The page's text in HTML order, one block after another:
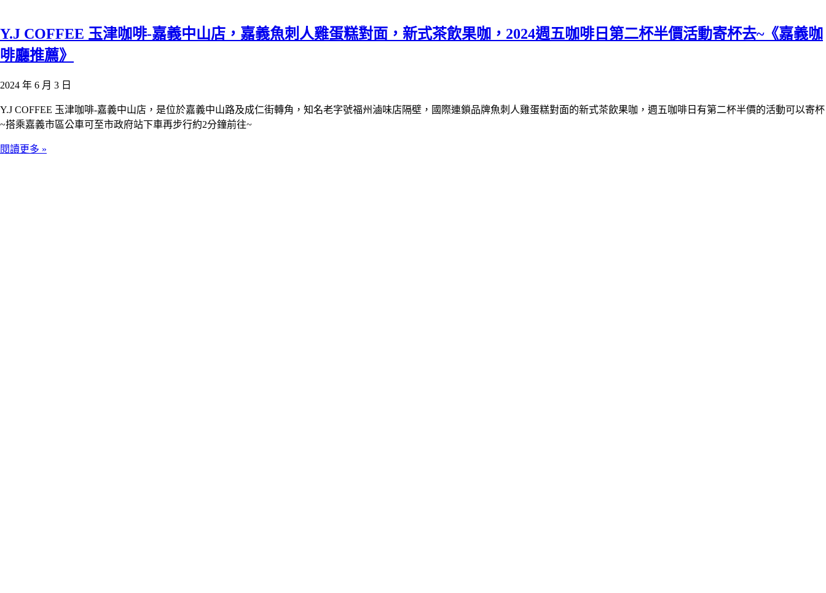
Y.J COFFEE 玉津咖啡-嘉義中山店，嘉義魚刺人雞蛋糕對面，新式茶飲果咖，2024週五咖啡日第二杯半價活動寄杯去~《嘉義咖
啡廳推薦》
2024 年 6 月 3 日
Y.J COFFEE 玉津咖啡-嘉義中山店，是位於嘉義中山路及成仁街轉角，知名老字號福州滷味店隔壁，國際連鎖品牌魚刺人雞蛋糕對面的新式茶飲果咖，週五咖啡日有第二杯半價的活動可以寄杯
~搭乘嘉義市區公車可至市政府站下車再步行約2分鐘前往~
閱讀更多 »